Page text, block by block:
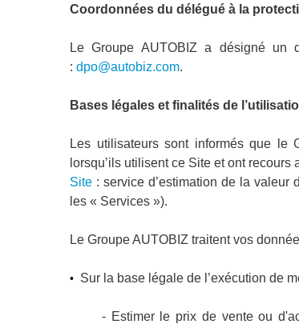
Coordonnées du délégué à la
Le Groupe AUTOBIZ a désigné un
: dpo@autobiz.com.
Bases légales et finalités de
Les utilisateurs sont informés que le
lorsqu’ils utilisent ce Site et ont
Site : service d’estimation de la valeur
les « Services »).
Le Groupe AUTOBIZ traitent vos
• Sur la base légale de l’exécution de
- Estimer le prix de vente ou